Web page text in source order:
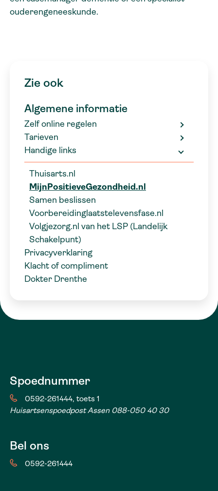
ouderengeneeskunde.
Zie ook
Algemene informatie
Zelf online regelen
Tarieven
Handige links
Thuisarts.nl
MijnPositieveGezondheid.nl
Samen beslissen
Voorbereidinglaatstelevensfase.nl
Volgjezorg.nl van het LSP (Landelijk
Schakelpunt)
Privacyverklaring
Klacht of compliment
Dokter Drenthe
Spoednummer
0592-261444, toets 1
Huisartsenspoedpost Assen 088-050 40 30
Bel ons
0592-261444